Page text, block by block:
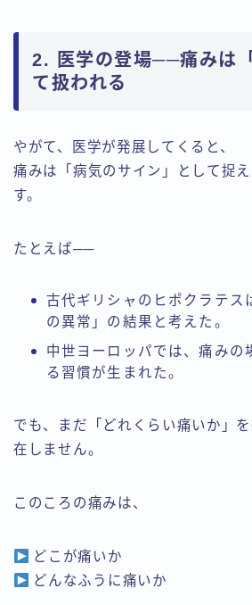
2. 医学の登場──痛みは
て扱われる
やがて、医学が発展してくると、
痛みは「病気のサイン」として捉
す。
たとえば──
古代ギリシャのヒポクラテス
の異常」の結果と考えた。
中世ヨーロッパでは、痛みの
る習慣が生まれた。
でも、まだ「どれくらい痛いか」
在しません。
このころの痛みは、
どこが痛いか
どんなふうに痛いか